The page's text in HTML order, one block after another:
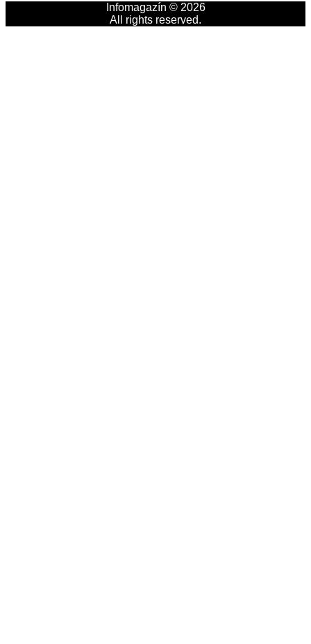
Infomagazín © 2026
All rights reserved.